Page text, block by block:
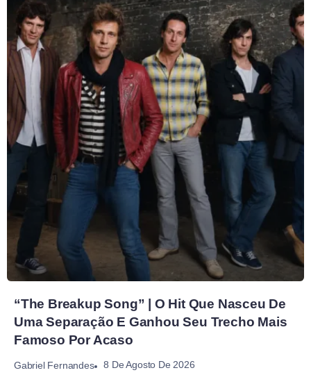
“The Breakup Song” | O Hit Que Nasceu De
Uma Separação E Ganhou Seu Trecho Mais
Famoso Por Acaso
Gabriel Fernandes 8 De Agosto De 2026